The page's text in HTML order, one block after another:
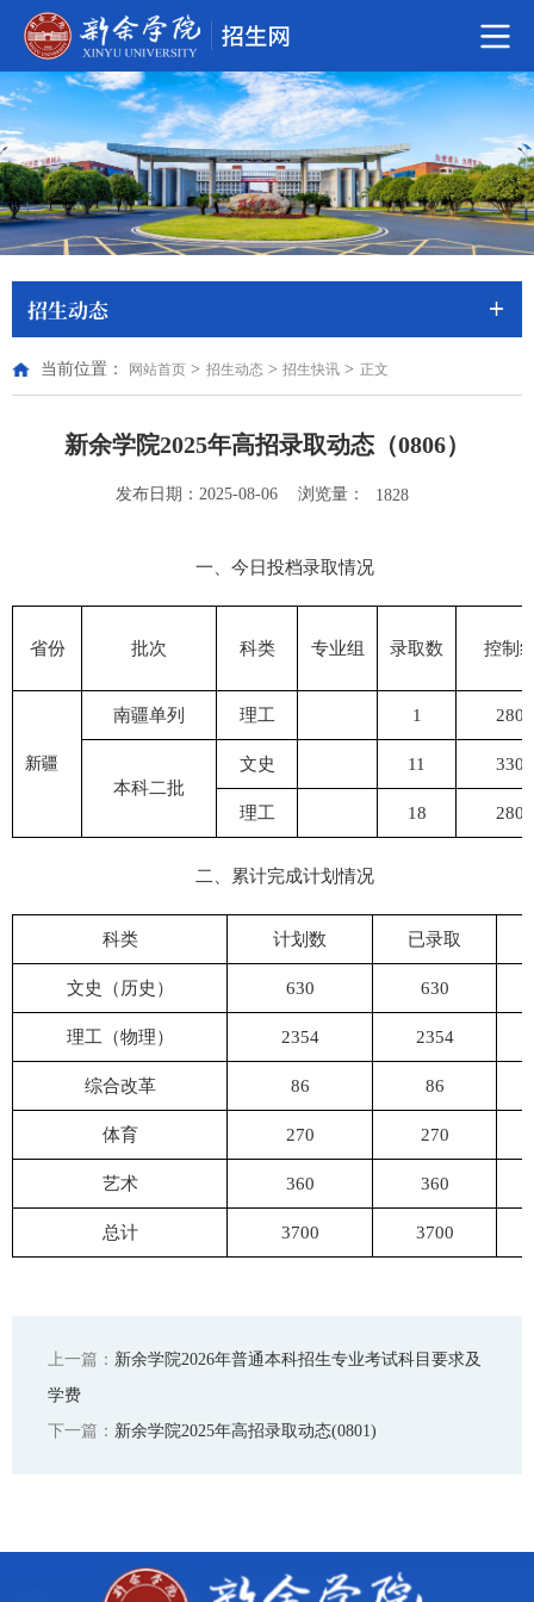
招生动态
当前位置： 网站首页 > 招生动态 > 招生快讯 > 正文
新余学院2025年高招录取动态（0806）
发布日期：2025-08-06 浏览量： 1828
一、今日投档录取情况
省份 批次 科类 专业组 录取数 控制
新疆
南疆单列 理工 1 280
本科二批
文史 11 330
理工 18 280
二、 累计完成计划情况
科类 计划数 已录取
文史（历史） 630 630
理工（物理） 2354 2354
综合改革 86 86
体育 270 270
艺术 360 360
总计 3700 3700
上一篇： 新余学院2026年普通本科招生专业考试科目要求及
学费
下一篇： 新余学院2025年高招录取动态(0801)